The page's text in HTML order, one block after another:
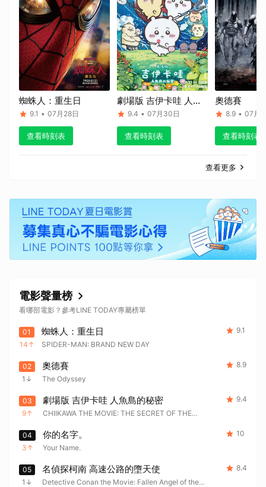
蜘蛛人：重生日
9.1 • 07月28日
查看時刻表
劇場版 吉伊卡哇 人魚
島的秘密
9.4 • 07月30日
查看時刻表
奧德賽
8.9 • 07月
查看時刻表
查看更多
電影聲量榜
看哪部電影？參考LINE TODAY專屬榜單
01
14
蜘蛛人：重生日
SPIDER-MAN: BRAND NEW DAY
9.1
02
1
奧德賽
The Odyssey
8.9
03
9
劇場版 吉伊卡哇 人魚島的秘密
CHIIKAWA THE MOVIE: THE SECRET OF THE
9.4
04
3
你的名字。
Your Name.
10
05
1
名偵探柯南 高速公路的墮天使
Detective Conan the Movie: Fallen Angel of the
8.4